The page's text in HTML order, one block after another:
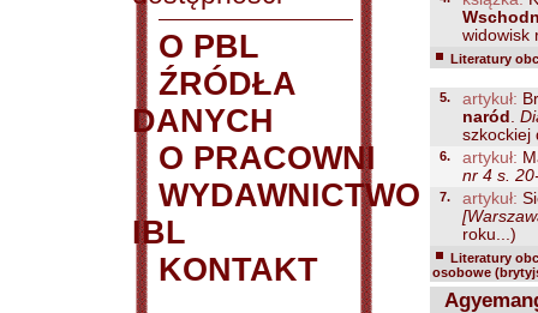
O PBL
ŹRÓDŁA
DANYCH
O PRACOWNI
WYDAWNICTWO
IBL
KONTAKT
widowisk
Literatury
5. artykuł:
naród .
szkockiej
6. artykuł:
nr 4 s.
7. artykuł:
roku...)
Literatury
osobowe